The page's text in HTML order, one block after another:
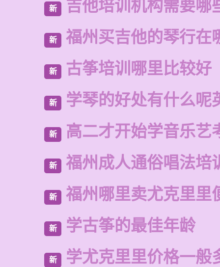
新 吉他培训机构需要哪
新 福州买吉他的琴行在
新 古筝培训哪里比较好
新 学琴的好处有什么呢
新 高二才开始学音乐艺
新 福州成人通俗唱法培
新 福州哪里卖尤克里里
新 学古筝的最佳年龄
新 学尤克里里价格一般